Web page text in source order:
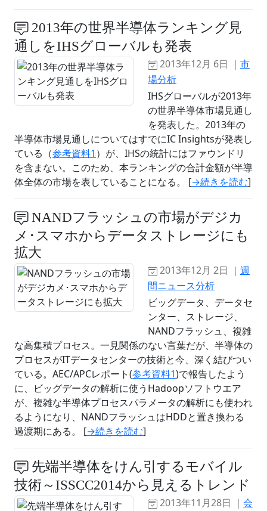
2013年の世界半導体ランキング見
通しをIHSグローバルも発表
2013年12月 6日 ｜ 市
場分析
IHSグローバルが2013年
の世界半導体市場見通し
を発表した。2013年の
半導体市場見通しについてはすでにIC Insightsが発表し
ている（参考資料1 ）が、IHSの統計にはファウンドリ
を含まない。このため、本ランキングの合計金額が半導
体全体の市場を表していることになる。 [→続きを読む]
NANDフラッシュの市場がデジカ
メ･スマホからデータストレージにも
拡大
2013年12月 2日 ｜ 週
間ニュース分析
ビッグデータ、データセ
ンター、ストレージ、
NANDフラッシュ、複雑
な高集積プロセス。一見関係のない言葉だが、半導体の
プロセスがITデータセンターの技術と今、深く結びつい
ている。AEC/APCレポート(参考資料1)で報告したよう
に、ビッグデータの解析に使うHadoopソフトウエア
が、複雑な半導体プロセスパラメータの解析にも使われ
るようになり、NANDフラッシュはHDDと置き換わる
過渡期にある。 [→続きを読む]
先端半導体をけん引するモバイル
技術～ISSCC2014から見えるトレンド
2013年11月28日 ｜ 会